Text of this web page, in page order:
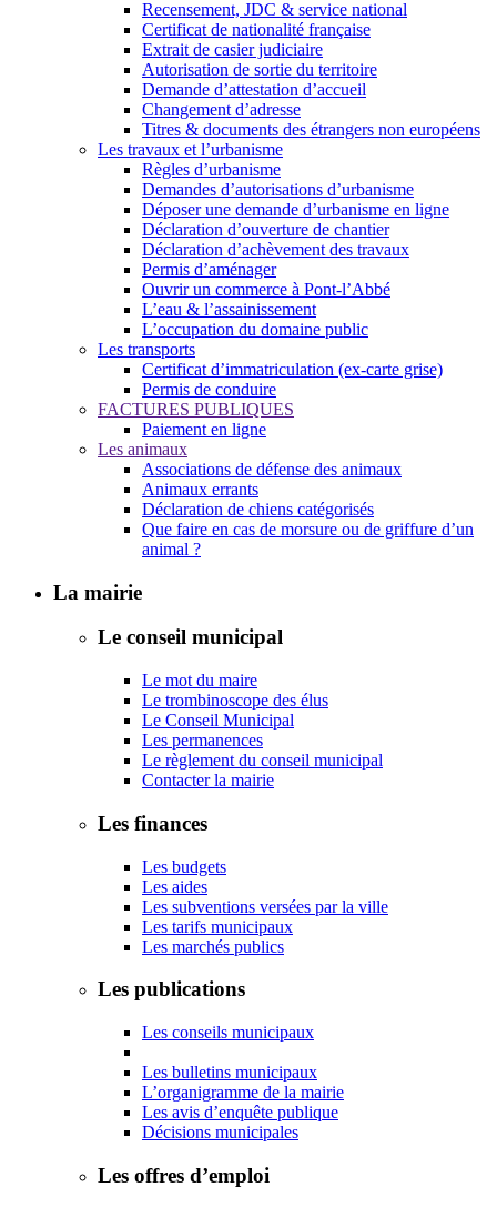
Recensement, JDC & service national
Certificat de nationalité française
Extrait de casier judiciaire
Autorisation de sortie du territoire
Demande d’attestation d’accueil
Changement d’adresse
Titres & documents des étrangers non européens
Les travaux et l’urbanisme
Règles d’urbanisme
Demandes d’autorisations d’urbanisme
Déposer une demande d’urbanisme en ligne
Déclaration d’ouverture de chantier
Déclaration d’achèvement des travaux
Permis d’aménager
Ouvrir un commerce à Pont-l’Abbé
L’eau & l’assainissement
L’occupation du domaine public
Les transports
Certificat d’immatriculation (ex-carte grise)
Permis de conduire
FACTURES PUBLIQUES
Paiement en ligne
Les animaux
Associations de défense des animaux
Animaux errants
Déclaration de chiens catégorisés
Que faire en cas de morsure ou de griffure d’un
animal ?
La mairie
Le conseil municipal
Le mot du maire
Le trombinoscope des élus
Le Conseil Municipal
Les permanences
Le règlement du conseil municipal
Contacter la mairie
Les finances
Les budgets
Les aides
Les subventions versées par la ville
Les tarifs municipaux
Les marchés publics
Les publications
Les conseils municipaux
Les bulletins municipaux
L’organigramme de la mairie
Les avis d’enquête publique
Décisions municipales
Les offres d’emploi